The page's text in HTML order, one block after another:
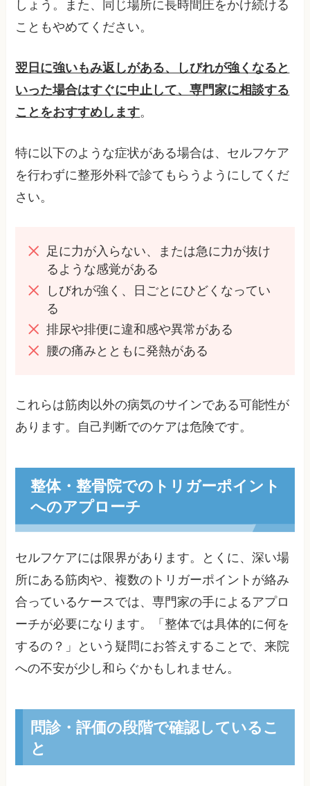
しょう。また、同じ場所に長時間圧をかけ続ける
こともやめてください。
翌日に強いもみ返しがある、しびれが強くなると
いった場合はすぐに中止して、専門家に相談する
ことをおすすめします。
特に以下のような症状がある場合は、セルフケア
を行わずに整形外科で診てもらうようにしてくだ
さい。
足に力が入らない、または急に力が抜け
るような感覚がある
しびれが強く、日ごとにひどくなってい
る
排尿や排便に違和感や異常がある
腰の痛みとともに発熱がある
これらは筋肉以外の病気のサインである可能性が
あります。自己判断でのケアは危険です。
整体・整骨院でのトリガーポイント
へのアプローチ
セルフケアには限界があります。とくに、深い場
所にある筋肉や、複数のトリガーポイントが絡み
合っているケースでは、専門家の手によるアプロ
ーチが必要になります。「整体では具体的に何を
するの？」という疑問にお答えすることで、来院
への不安が少し和らぐかもしれません。
問診・評価の段階で確認しているこ
と